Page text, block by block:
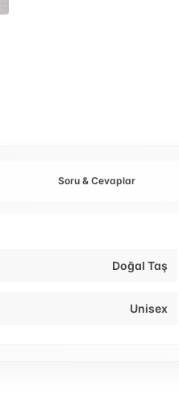
Soru & Cevaplar
Doğal Taş
Unisex